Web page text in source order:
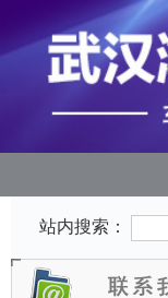
站内搜索：